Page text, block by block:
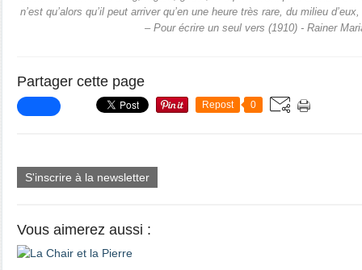
n’est qu’alors qu’il peut arriver qu’en une heure très rare, du milieu
– Pour écrire un seul vers (1910) - Rainer
Partager cette page
Repost 0
S'inscrire à la newsletter
Vous aimerez aussi :